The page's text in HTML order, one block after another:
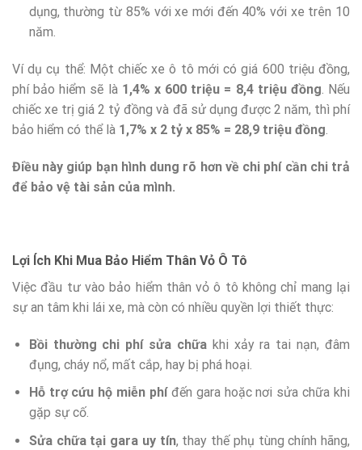
dụng, thường từ 85% với xe mới đến 40% với xe trên 10
năm.
Ví dụ cụ thể: Một chiếc xe ô tô mới có giá 600 triệu đồng,
phí bảo hiểm sẽ là 1,4% x 600 triệu = 8,4 triệu đồng . Nếu
chiếc xe trị giá 2 tỷ đồng và đã sử dụng được 2 năm, thì phí
bảo hiểm có thể là 1,7% x 2 tỷ x 85% = 28,9 triệu đồng
Điều này giúp bạn hình dung rõ hơn về chi phí cần chi trả
để bảo vệ tài sản của mình.
Lợi Ích Khi Mua Bảo Hiểm Thân Vỏ Ô Tô
Việc đầu tư vào bảo hiểm thân vỏ ô tô không chỉ mang lại
sự an tâm khi lái xe, mà còn có nhiều quyền lợi thiết thực:
Bồi thường chi phí sửa chữakhi xảy ra tai nạn, đâm
đụng, cháy nổ, mất cắp, hay bị phá hoại.
Hỗ trợ cứu hộ miễn phíđến gara hoặc nơi sửa chữa khi
gặp sự cố.
Sửa chữa tại gara uy tín, thay thế phụ tùng chính hãng,